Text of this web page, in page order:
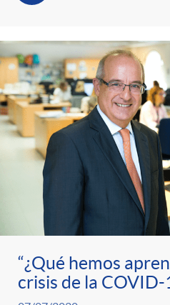
“¿Qué hemos
crisis de la COVID-